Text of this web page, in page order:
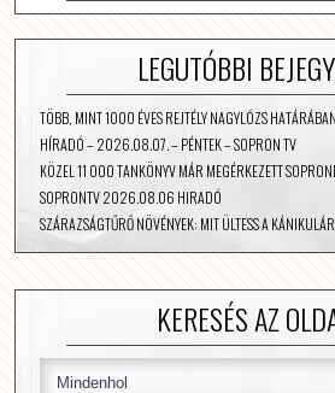
LEGUTÓBBI
TÖBB, MINT 1000 ÉVES REJTÉLY NAGYLÓZS
HÍRADÓ – 2026.08.07. – PÉNTEK – SOPRON TV
KÖZEL 11 000 TANKÖNYV MÁR MEGÉRKEZETT
SOPRONTV 2026.08.06 HIRADÓ
SZÁRAZSÁGTŰRŐ NÖVÉNYEK: MIT ÜLTESS A
KERESÉS AZ